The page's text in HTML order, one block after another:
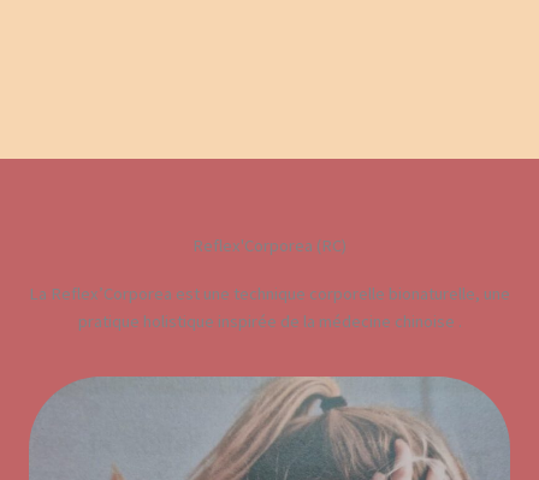
Reflex'Corporea (RC)
La Reflex’Corporea est une technique corporelle bionaturelle, une
pratique holistique inspirée de la médecine chinoise .